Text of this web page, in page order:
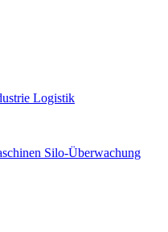
Logistik
Silo-Überwachung